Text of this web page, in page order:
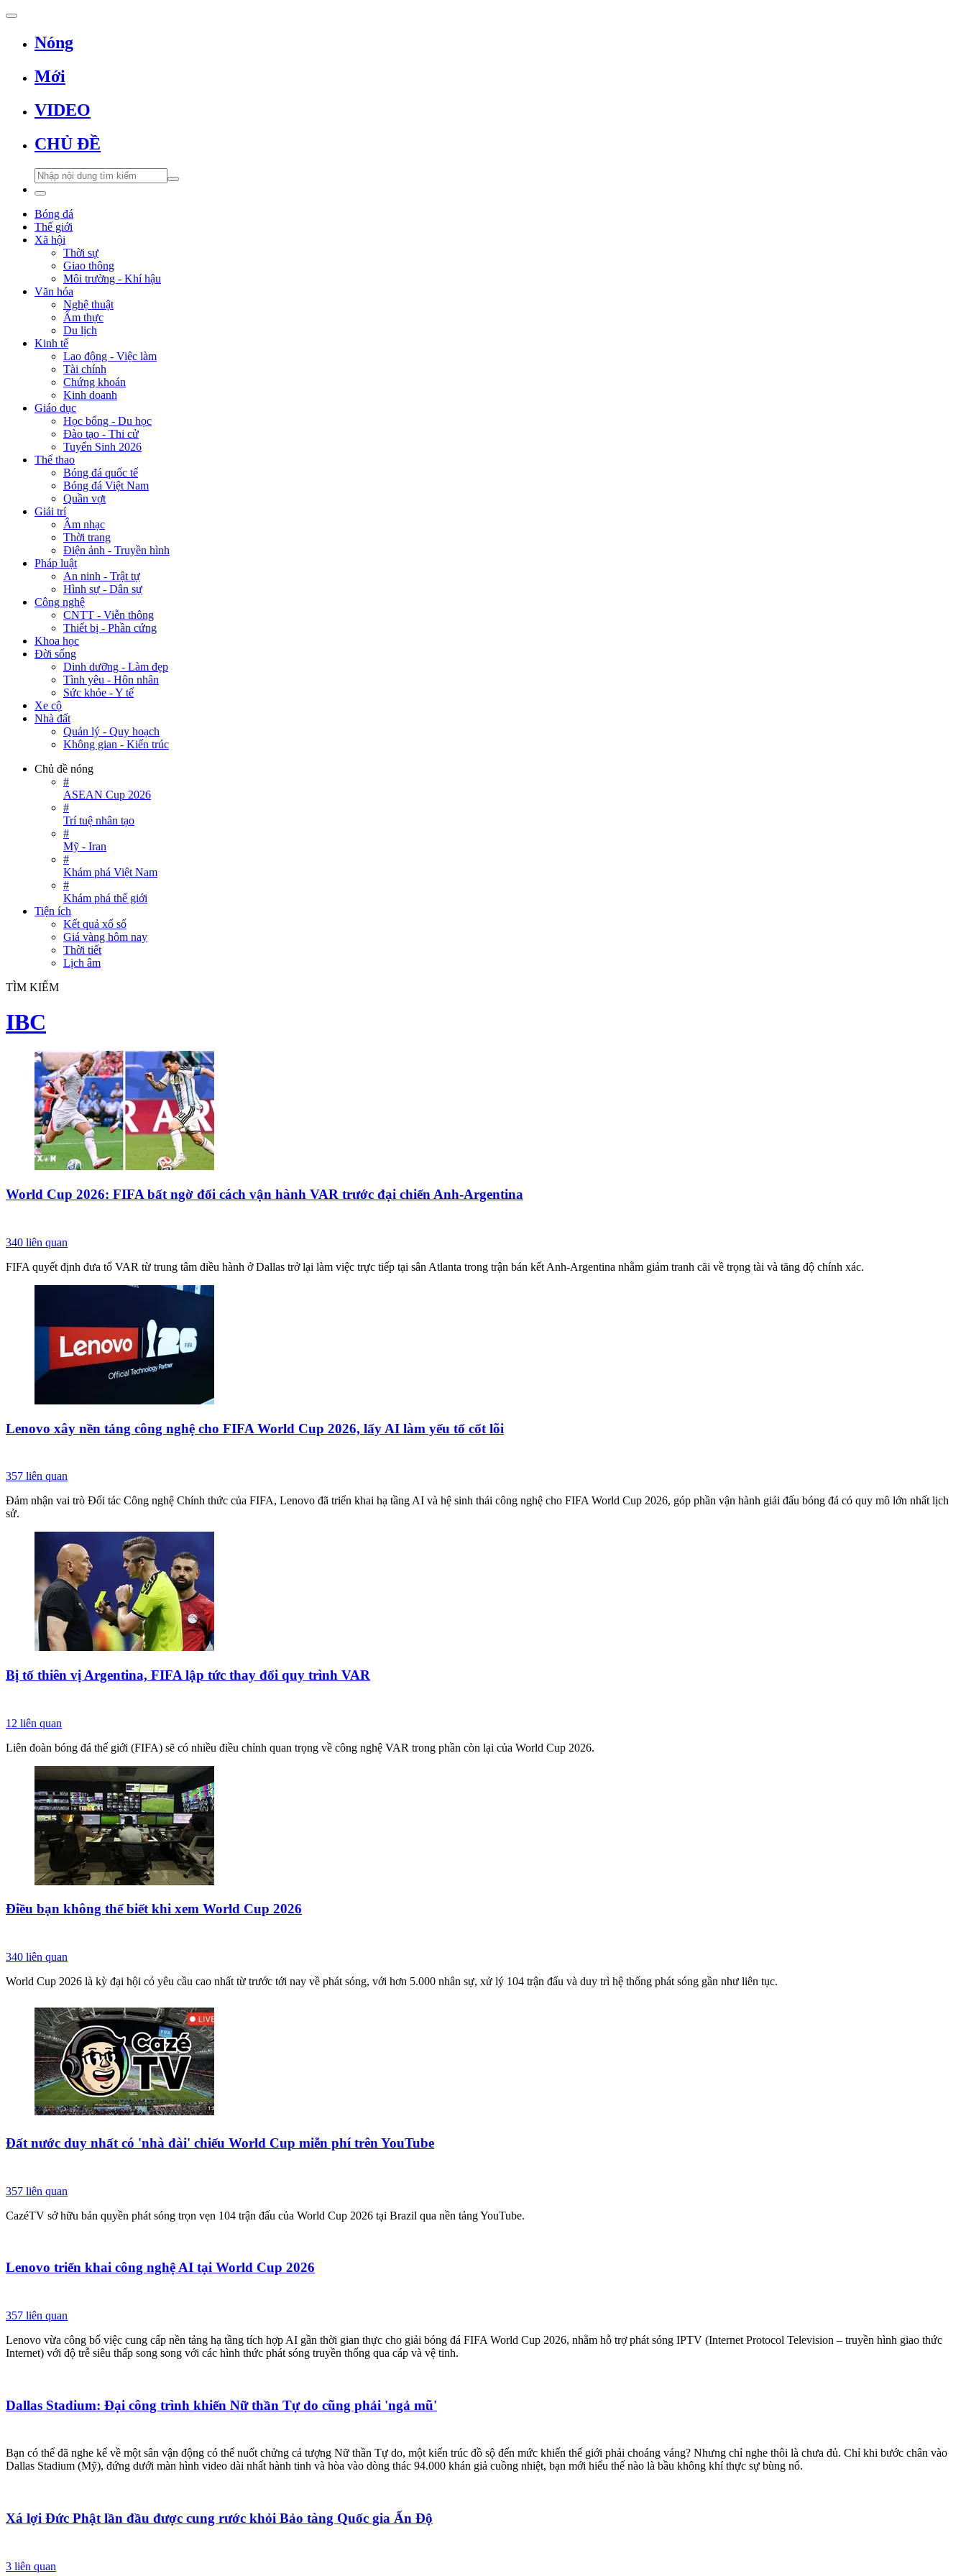
Nóng
Mới
VIDEO
CHỦ ĐỀ
Bóng đá
Thế giới
Xã hội
Thời sự
Giao thông
Môi trường - Khí hậu
Văn hóa
Nghệ thuật
Ẩm thực
Du lịch
Kinh tế
Lao động - Việc làm
Tài chính
Chứng khoán
Kinh doanh
Giáo dục
Học bổng - Du học
Đào tạo - Thi cử
Tuyển Sinh 2026
Thể thao
Bóng đá quốc tế
Bóng đá Việt Nam
Quần vợt
Giải trí
Âm nhạc
Thời trang
Điện ảnh - Truyền hình
Pháp luật
An ninh - Trật tự
Hình sự - Dân sự
Công nghệ
CNTT - Viễn thông
Thiết bị - Phần cứng
Khoa học
Đời sống
Dinh dưỡng - Làm đẹp
Tình yêu - Hôn nhân
Sức khỏe - Y tế
Xe cộ
Nhà đất
Quản lý - Quy hoạch
Không gian - Kiến trúc
Chủ đề nóng
#
ASEAN Cup 2026
#
Trí tuệ nhân tạo
#
Mỹ - Iran
#
Khám phá Việt Nam
#
Khám phá thế giới
Tiện ích
Kết quả xổ số
Giá vàng hôm nay
Thời tiết
Lịch âm
TÌM KIẾM
IBC
World Cup 2026: FIFA bất ngờ đổi cách vận hành VAR trước đại chiến Anh-Argentina
340 liên quan
FIFA quyết định đưa tổ VAR từ trung tâm điều hành ở Dallas trở lại làm việc trực tiếp tại sân Atlanta trong trận bán kết Anh-Argentina nhằm giảm tranh cãi về trọng tài và tăng độ chính xác.
Lenovo xây nền tảng công nghệ cho FIFA World Cup 2026, lấy AI làm yếu tố cốt lõi
357 liên quan
Đảm nhận vai trò Đối tác Công nghệ Chính thức của FIFA, Lenovo đã triển khai hạ tầng AI và hệ sinh thái công nghệ cho FIFA World Cup 2026, góp phần vận hành giải đấu bóng đá có quy mô lớn nhất lịch
sử.
Bị tố thiên vị Argentina, FIFA lập tức thay đổi quy trình VAR
12 liên quan
Liên đoàn bóng đá thế giới (FIFA) sẽ có nhiều điều chỉnh quan trọng về công nghệ VAR trong phần còn lại của World Cup 2026.
Điều bạn không thể biết khi xem World Cup 2026
340 liên quan
World Cup 2026 là kỳ đại hội có yêu cầu cao nhất từ trước tới nay về phát sóng, với hơn 5.000 nhân sự, xử lý 104 trận đấu và duy trì hệ thống phát sóng gần như liên tục.
Đất nước duy nhất có 'nhà đài' chiếu World Cup miễn phí trên YouTube
357 liên quan
CazéTV sở hữu bản quyền phát sóng trọn vẹn 104 trận đấu của World Cup 2026 tại Brazil qua nền tảng YouTube.
Lenovo triển khai công nghệ AI tại World Cup 2026
357 liên quan
Lenovo vừa công bố việc cung cấp nền tảng hạ tầng tích hợp AI gần thời gian thực cho giải bóng đá FIFA World Cup 2026, nhằm hỗ trợ phát sóng IPTV (Internet Protocol Television – truyền hình giao thức
Internet) với độ trễ siêu thấp song song với các hình thức phát sóng truyền thống qua cáp và vệ tinh.
Dallas Stadium: Đại công trình khiến Nữ thần Tự do cũng phải 'ngả mũ'
Bạn có thể đã nghe kể về một sân vận động có thể nuốt chửng cả tượng Nữ thần Tự do, một kiến trúc đồ sộ đến mức khiến thế giới phải choáng váng? Nhưng chỉ nghe thôi là chưa đủ. Chỉ khi bước chân vào
Dallas Stadium (Mỹ), đứng dưới màn hình video dài nhất hành tinh và hòa vào dòng thác 94.000 khán giả cuồng nhiệt, bạn mới hiểu thế nào là bầu không khí thực sự bùng nổ.
Xá lợi Đức Phật lần đầu được cung rước khỏi Bảo tàng Quốc gia Ấn Độ
3 liên quan